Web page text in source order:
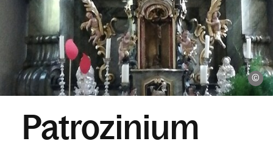
Kontakt
Patrozinium